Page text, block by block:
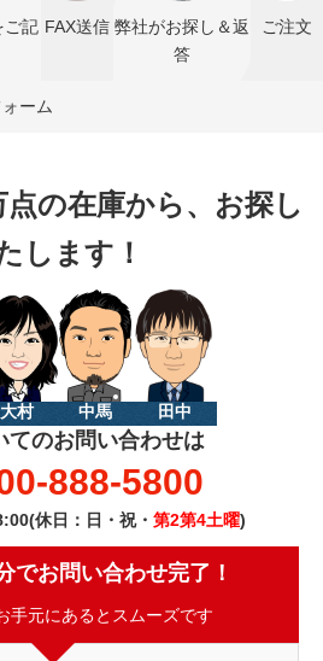
ご記 FAX送信 弊社がお探し＆返
答
ご注文
ーム
の在庫から、お探し
します！
大村 中馬 田中
てのお問い合わせは
888-5800
休日：日・祝・ 第2第4土曜)
でお問い合わせ完了！
手元にあるとスムーズです